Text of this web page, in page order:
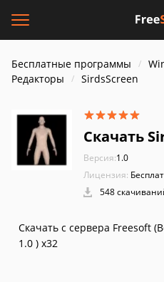
Бесплатные программы
Редакторы
SirdsScreen
Скачать
Версия:1.0
Лицензия:
548
Скачать с сервера Freesoft
1.0 ) x32